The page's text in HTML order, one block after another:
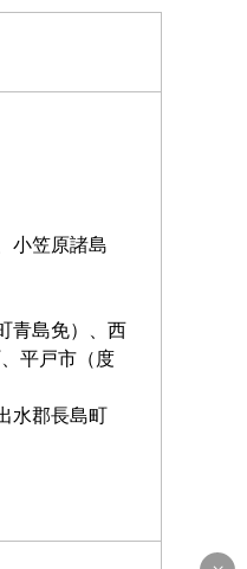
小笠原諸島
青島免）、西
平戸市（度
水郡長島町